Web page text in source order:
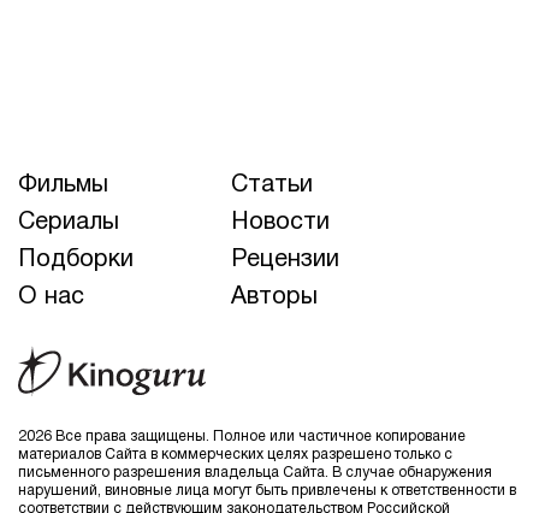
2026 Все права защищены. Полное или частичное копирование
материалов Сайта в коммерческих целях разрешено только с
письменного разрешения владельца Сайта. В случае обнаружения
нарушений, виновные лица могут быть привлечены к ответственности в
соответствии с действующим законодательством Российской
Фильмы
Статьи
Сериалы
Новости
Подборки
Рецензии
О нас
Авторы